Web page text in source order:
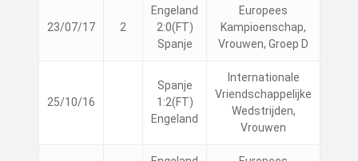
23/07/17 2
Engeland
2:0(FT)
Spanje
Europees
Kampioenschap,
Vrouwen, Groep D
25/10/16
Spanje
1:2(FT)
Engeland
Internationale
Vriendschappelijke
Wedstrijden,
Vrouwen